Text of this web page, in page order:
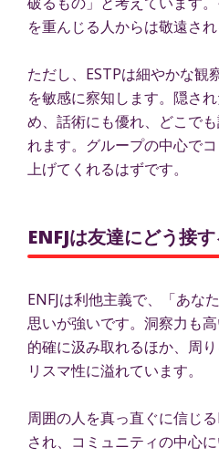
を重んじる人からは敬遠さ
ただし、ESTPは細やかな観
を敏感に察知します。隠さ
め、話術にも優れ、どこで
れます。グループの中心で
上げてくれるはずです。
ENFJは友達にどう接す
ENFJは利他主義で、「あな
思いが強いです。洞察力も
的確に汲み取れるほか、周
リスマ性に溢れています。
周囲の人を真っ直ぐに信じ
され、コミュニティの中心